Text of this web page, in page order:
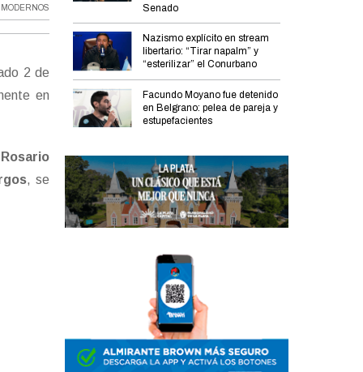
MODERNOS
2 de
en
Rosario
, se
Senado
Nazismo explícito en stream
libertario: “Tirar napalm” y
“esterilizar” el Conurbano
Facundo Moyano fue detenido
en Belgrano: pelea de pareja y
estupefacientes